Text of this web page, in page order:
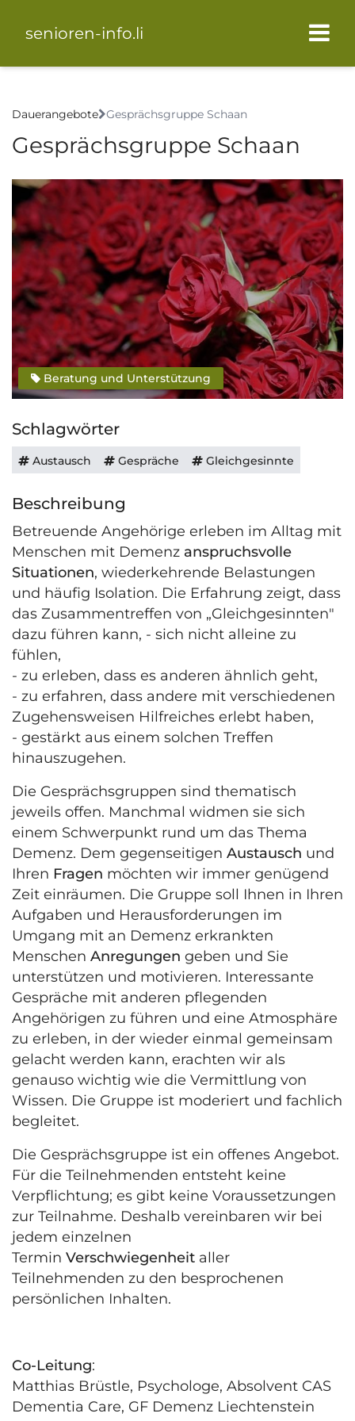
senioren-info.li
Dauerangebote Gesprächsgruppe Schaan
Gesprächsgruppe Schaan
Beratung und Unterstützung
Schlagwörter
Austausch Gespräche Gleichgesinnte
Beschreibung
Betreuende Angehörige erleben im Alltag mit
Menschen mit Demenz anspruchsvolle
Situationen, wiederkehrende Belastungen
und häufig Isolation. Die Erfahrung zeigt, dass
das Zusammentreffen von „Gleichgesinnten"
dazu führen kann, - sich nicht alleine zu
fühlen,
- zu erleben, dass es anderen ähnlich geht,
- zu erfahren, dass andere mit verschiedenen
Zugehensweisen Hilfreiches erlebt haben,
- gestärkt aus einem solchen Treffen
hinauszugehen.
Die Gesprächsgruppen sind thematisch
jeweils offen. Manchmal widmen sie sich
einem Schwerpunkt rund um das Thema
Demenz. Dem gegenseitigen Austausch und
Ihren Fragen möchten wir immer genügend
Zeit einräumen. Die Gruppe soll Ihnen in Ihren
Aufgaben und Herausforderungen im
Umgang mit an Demenz erkrankten
Menschen Anregungen geben und Sie
unterstützen und motivieren. Interessante
Gespräche mit anderen pflegenden
Angehörigen zu führen und eine Atmosphäre
zu erleben, in der wieder einmal gemeinsam
gelacht werden kann, erachten wir als
genauso wichtig wie die Vermittlung von
Wissen. Die Gruppe ist moderiert und fachlich
begleitet.
Die Gesprächsgruppe ist ein offenes Angebot.
Für die Teilnehmenden entsteht keine
Verpflichtung; es gibt keine Voraussetzungen
zur Teilnahme. Deshalb vereinbaren wir bei
jedem einzelnen
Termin Verschwiegenheit aller
Teilnehmenden zu den besprochenen
persönlichen Inhalten.
Co-Leitung:
Matthias Brüstle, Psychologe, Absolvent CAS
Dementia Care, GF Demenz Liechtenstein